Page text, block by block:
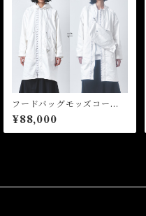
フードバッグモッズコー
ト Hooded Bag Mods C
oat
¥88,000